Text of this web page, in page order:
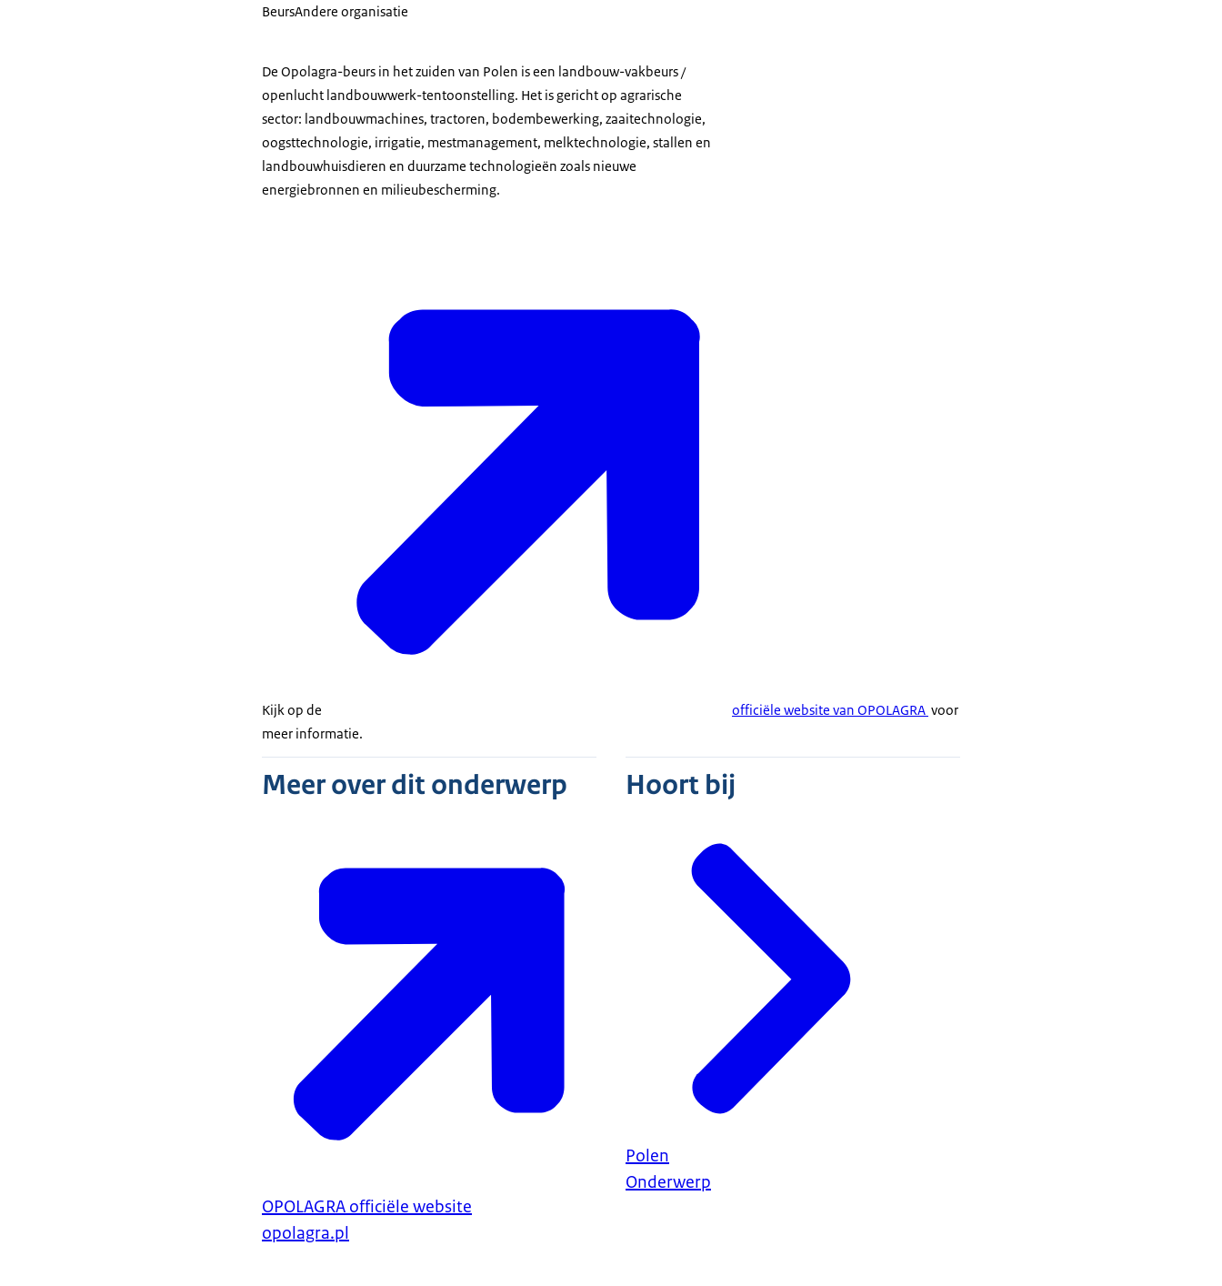
BeursAndere organisatie
De Opolagra-beurs in het zuiden van Polen is een landbouw-vakbeurs /
openlucht landbouwwerk-tentoonstelling. Het is gericht op agrarische
sector: landbouwmachines, tractoren, bodembewerking, zaaitechnologie,
oogsttechnologie, irrigatie, mestmanagement, melktechnologie, stallen en
landbouwhuisdieren en duurzame technologieën zoals nieuwe
energiebronnen en milieubescherming.
Kijk op de officiële website van OPOLAGRA voor
meer informatie.
Meer over dit onderwerp
OPOLAGRA officiële website
opolagra.pl
Hoort bij
Polen
Onderwerp